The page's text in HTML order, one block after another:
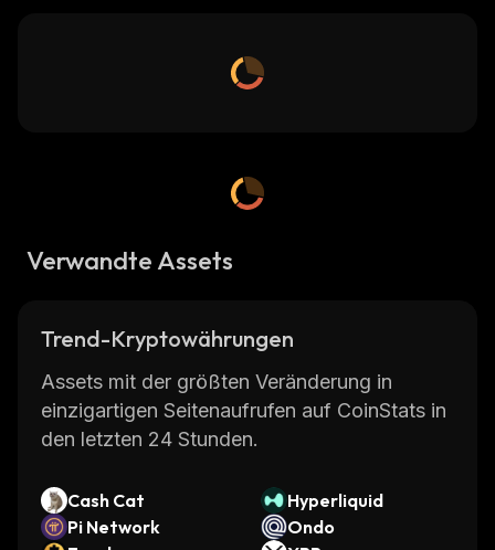
Verwandte Assets
Trend-Kryptowährungen
Assets mit der größten Veränderung in
einzigartigen Seitenaufrufen auf CoinStats in
den letzten 24 Stunden.
Cash Cat
Hyperliquid
Pi Network
Ondo